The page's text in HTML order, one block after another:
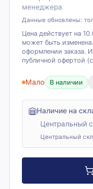
менеджера
Данные обновлены:
Цена действует на
может быть
оформлении заказа.
публичной офертой
Мало В наличии
Наличие на
Центральный
Центральный